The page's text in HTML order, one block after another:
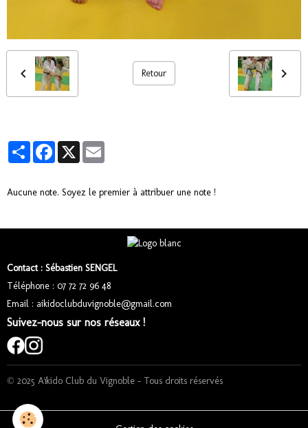
Retour
PartagerFacebook
X
Aucune note. Soyez le premier à attribuer une note !
Contact : Sébastien SENGEL
Téléphone : 07 72 72 96 48
Email : aikidoclubduvignoble@gmail.com
Suivez-nous sur nos réseaux !
© 2025 Aïkido Club du Vignoble – Tous droits réservés